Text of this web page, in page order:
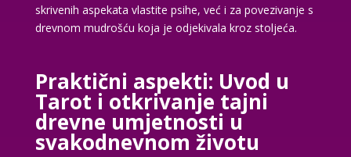
skrivenih aspekata vlastite psihe, već i za povezivanje s
drevnom mudrošću koja je odjekivala kroz stoljeća.
Praktični aspekti: Uvod u
Tarot i otkrivanje tajni
drevne umjetnosti u
svakodnevnom životu